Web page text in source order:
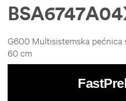
G600 Multisistemska pećnica
60 cm